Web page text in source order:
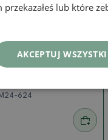
bonsai 5 x 5 x
624
lub które
AKCEPTUJ